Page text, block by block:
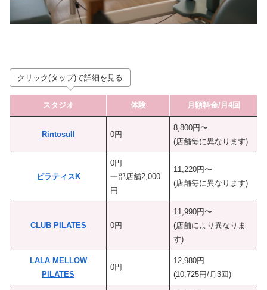
クリック(タップ)で詳細を見る
スタジオ 体験 月額料金/月4回
Rintosull 0円
8,800円〜
(店舗毎に異なります)
ピラティスK
0円
一部店舗2,000
円
11,220円〜
(店舗毎に異なります)
CLUB PILATES 0円
11,990円〜
(店舗により異なりま
す)
LALA MELLOW
PILATES
0円
12,980円
(10,725円/月3回)